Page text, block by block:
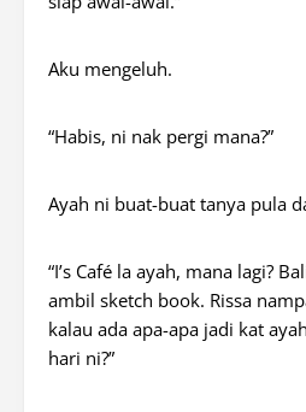
Aku mengeluh.
“Habis, ni nak pergi mana?”
Ayah ni buat-buat tanya pula
“I’s Café la ayah, mana lagi?
ambil sketch book. Rissa
kalau ada apa-apa jadi kat
hari ni?”